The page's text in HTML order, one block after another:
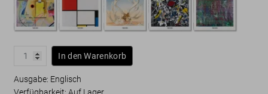
In den Warenkorb
Ausgabe: Englisch